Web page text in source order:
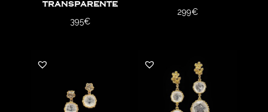
transparente
395€
299€